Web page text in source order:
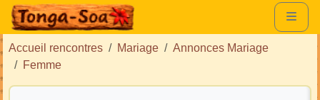
Accueil rencontres Mariage
Annonces Mariage
Femme